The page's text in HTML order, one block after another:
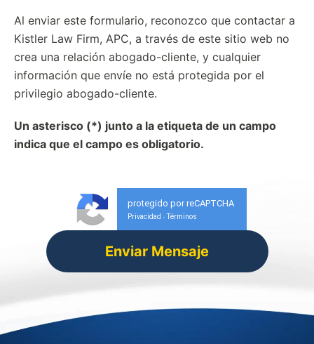
Al enviar este formulario, reconozco que contactar a
Kistler Law Firm, APC, a través de este sitio web no
crea una relación abogado-cliente, y cualquier
información que envíe no está protegida por el
privilegio abogado-cliente.
Un asterisco (*) junto a la etiqueta de un campo
indica que el campo es obligatorio.
protegido por reCAPTCHA
Privacidad - Términos